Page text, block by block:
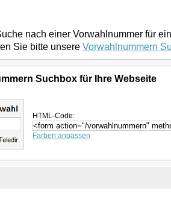
nach einer Vorwahlnummer für
Sie bitte unsere Vorwahlnummern
Suchbox für Ihre Webseite
HTML-Code:
Farben anpassen